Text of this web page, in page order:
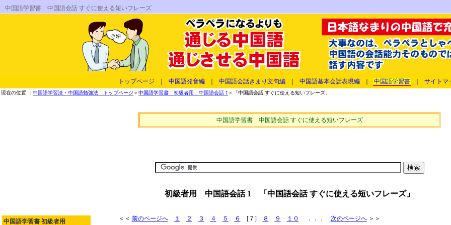
中国語学習書 中国語会話 すぐに使える短いフレーズ
トップページ 中国語発音編 中国語会話きまり文句編 中国語基本会話表現編 中国語学習書 サイトマ
現在の位置 ： 中国語学習法・中国語勉強法 トップページ ＞中国語学習書 初級者用 中国語会話 1 ＞「中国語会話 すぐに使える短いフレーズ」
中国語学習書 中国語会話 すぐに使える短いフレーズ
初級者用 中国語会話 1 「中国語会話 すぐに使える短いフレーズ」
中国語学習書 初級者用 ＜＜ 前のページへ １ ２ ３ ４ ５ ６ [７] ８ ９ １０ ．．． 次のページへ＞＞